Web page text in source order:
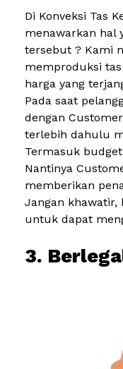
Di Konveksi Tas
menawarkan hal
tersebut ? Kami
memproduksi
harga yang
Pada saat
dengan
terlebih dahulu
Termasuk
Nantinya
memberikan
Jangan khawatir,
untuk dapat
3.